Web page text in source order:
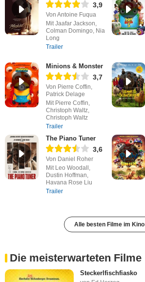
3,9
Von Antoine Fuqua
Mit Jaafar Jackson,
Colman Domingo, Nia
Long
Trailer
Minions & Monster
3,7
Von Pierre Coffin,
Patrick Delage
Mit Pierre Coffin,
Christoph Waltz,
Christoph Waltz
Trailer
The Piano Tuner
3,6
Von Daniel Roher
Mit Leo Woodall,
Dustin Hoffman,
Havana Rose Liu
Trailer
Alle besten Filme im Kino
Die meisterwarteten Filme
Steckerlfischfiasko